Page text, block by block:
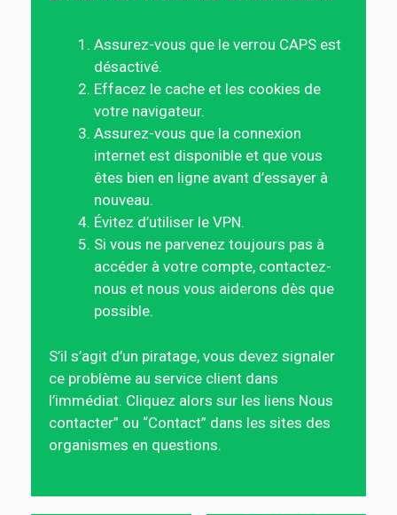
Assurez-vous que le verrou CAPS est
désactivé.
Effacez le cache et les cookies de
votre navigateur.
Assurez-vous que la connexion
internet est disponible et que vous
êtes bien en ligne avant d’essayer à
nouveau.
Évitez d’utiliser le VPN.
Si vous ne parvenez toujours pas à
accéder à votre compte, contactez-
nous et nous vous aiderons dès que
possible.
S’il s’agit d’un piratage, vous devez signaler
ce problème au service client dans
l’immédiat. Cliquez alors sur les liens Nous
contacter” ou “Contact” dans les sites des
organismes en questions.